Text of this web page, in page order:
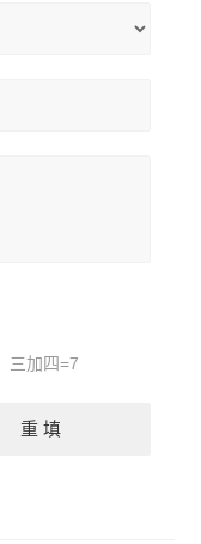
三加四=7